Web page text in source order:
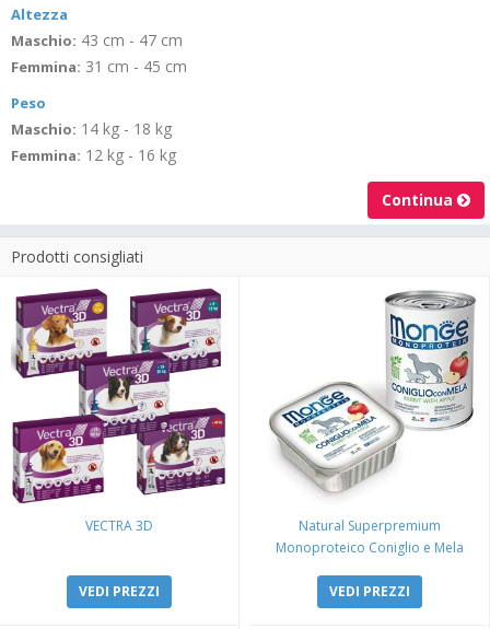
Altezza
Maschio: 43 cm - 47 cm
Femmina: 31 cm - 45 cm
Peso
Maschio: 14 kg - 18 kg
Femmina: 12 kg - 16 kg
Continua
Prodotti consigliati
VECTRA 3D
VEDI PREZZI
Natural Superpremium
Monoproteico Coniglio e Mela
VEDI PREZZI